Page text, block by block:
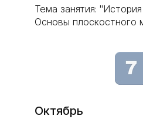
Тема занятия:
Основы плоскостного
Октябрь